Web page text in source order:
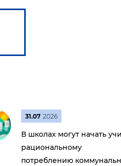
31.07 2026
В школах могут начать
рациональному
потреблению